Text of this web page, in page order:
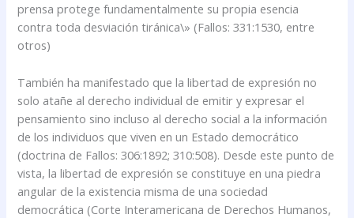
prensa protege fundamentalmente su propia esencia
contra toda desviación tiránica\» (Fallos: 331:1530, entre
otros)
También ha manifestado que la libertad de expresión no
solo atañe al derecho individual de emitir y expresar el
pensamiento sino incluso al derecho social a la información
de los individuos que viven en un Estado democrático
(doctrina de Fallos: 306:1892; 310:508). Desde este punto de
vista, la libertad de expresión se constituye en una piedra
angular de la existencia misma de una sociedad
democrática (Corte Interamericana de Derechos Humanos,